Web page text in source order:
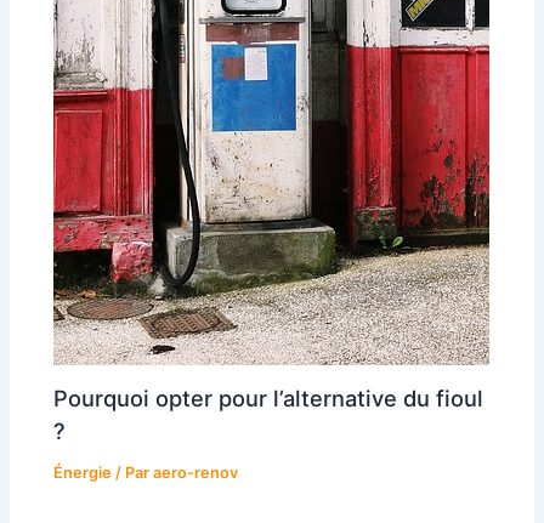
Pourquoi opter pour l’alternative du fioul
?
Énergie / Paraero-renov